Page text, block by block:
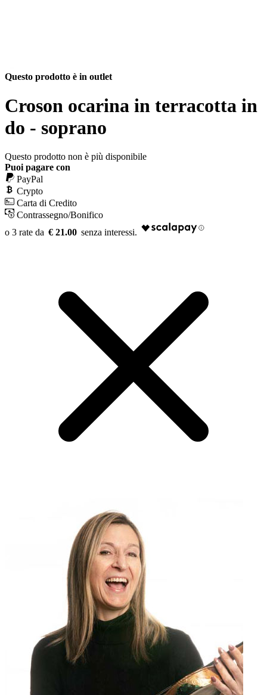
Questo prodotto è in outlet
Croson ocarina in terracotta in
do - soprano
Questo prodotto non è più disponibile
Puoi pagare con
PayPal
Crypto
Carta di Credito
Contrassegno/Bonifico
€ 21.00